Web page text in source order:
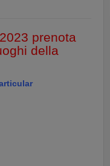
prenota
della